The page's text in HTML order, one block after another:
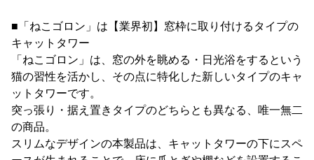
■「ねこゴロン」は【業界初】窓枠に取り付けるタイプの
キャットタワー
「ねこゴロン」は、窓の外を眺める・日光浴をするという
猫の習性を活かし、その点に特化した新しいタイプのキャ
ットタワーです。
突っ張り・据え置きタイプのどちらとも異なる、唯一無二
の商品。
スリムなデザインの本製品は、キャットタワーの下にスペ